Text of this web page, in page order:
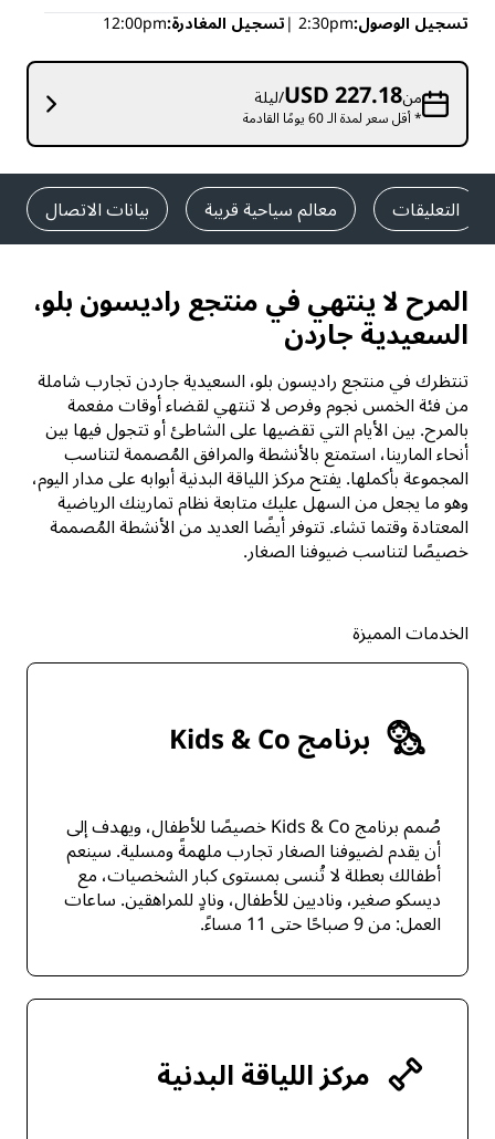
تسجيل الوصول 2:30pm تسجيل المغادرة 12:00pm
منUSD 227.18/ليلة
* أقل سعر لمدة الـ 60 يومًا القادمة
التعليقات معالم سياحية قريبة بيانات الاتصال
المرح لا ينتهي في منتجع راديسون بلو،
السعيدية جاردن
تنتظرك في منتجع راديسون بلو، السعيدية جاردن تجارب شاملة
من فئة الخمس نجوم وفرص لا تنتهي لقضاء أوقات مفعمة
بالمرح. بين الأيام التي تقضيها على الشاطئ أو تتجول فيها بين
أنحاء المارينا، استمتع بالأنشطة والمرافق المُصممة لتناسب
المجموعة بأكملها. يفتح مركز اللياقة البدنية أبوابه على مدار اليوم،
وهو ما يجعل من السهل عليك متابعة نظام تمارينك الرياضية
المعتادة وقتما تشاء. تتوفر أيضًا العديد من الأنشطة المُصممة
خصيصًا لتناسب ضيوفنا الصغار.
الخدمات المميزة
برنامج Kids & Co
صُمم برنامج Kids & Co خصيصًا للأطفال، ويهدف إلى
أن يقدم لضيوفنا الصغار تجارب ملهمةً ومسلية. سينعم
أطفالك بعطلة لا تُنسى بمستوى كبار الشخصيات، مع
ديسكو صغير، وناديين للأطفال، ونادٍ للمراهقين. ساعات
العمل: من 9 صباحًا حتى 11 مساءً.
مركز اللياقة البدنية